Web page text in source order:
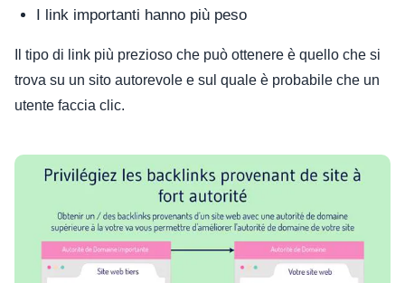
I link importanti hanno più peso
Il tipo di link più prezioso che può ottenere è quello che si
trova su un sito autorevole e sul quale è probabile che un
utente faccia clic.